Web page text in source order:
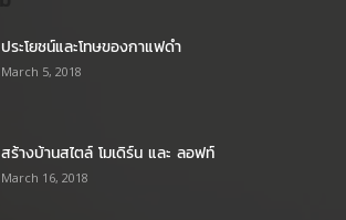
ประโยชน์และโทษของกาแฟดำ
March 5, 2018
สร้างบ้านสไตล์ โมเดิร์น และ ลอฟท์
March 16, 2018